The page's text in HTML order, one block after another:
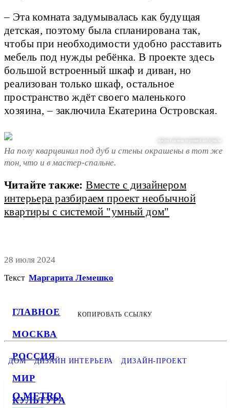
ГЛАВНОЕ
МОСКВА
РОССИЯ
МИР
КУЛЬТУРА
– Эта комната задумывалась как будущая
детская, поэтому была спланирована так,
чтобы при необходимости удобно расставить
мебель под нужды ребёнка. В проекте здесь
большой встроенный шкаф и диван, но
реализован только шкаф, остальное
пространство ждёт своего маленького
хозяина, – заключила Екатерина Островская.
предоставлено героиней материала
На полу кварцвинил под дуб и стены окрашены в тот же
тон, что и в мастер-спальне.
Читайте также: Вместе с дизайнером
интерьера разбираем проект необычной
квартиры с системой "умный дом"
28 июля 2024
Текст Маргарита Лемешко
КОПИРОВАТЬ ССЫЛКУ
ДОМ ДИЗАЙН ИНТЕРЬЕРА ДИЗАЙН-ПРОЕКТ
О METRO